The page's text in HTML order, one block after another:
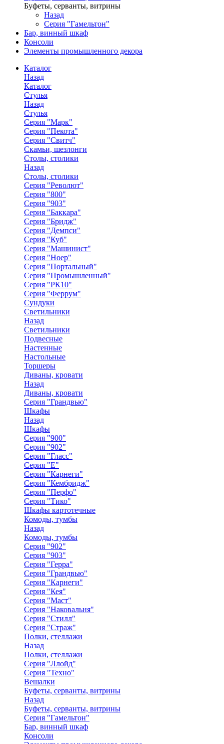
Буфеты, серванты, витрины
Назад
Серия "Гамельтон"
Бар, винный шкаф
Консоли
Элементы промышленного декора
Каталог
Назад
Каталог
Стулья
Назад
Стулья
Серия "Марк"
Серия "Пекота"
Серия "Свитч"
Скамьи, шезлонги
Столы, столики
Назад
Столы, столики
Серия "Револют"
Серия "800"
Серия "903"
Серия "Баккара"
Серия "Бридж"
Серия "Демпси"
Серия "Куб"
Серия "Машинист"
Серия "Ноер"
Серия "Портальный"
Серия "Промышленный"
Серия "РК10"
Серия "Феррум"
Сундуки
Светильники
Назад
Светильники
Подвесные
Настенные
Настольные
Торшеры
Диваны, кровати
Назад
Диваны, кровати
Серия "Грандвью"
Шкафы
Назад
Шкафы
Серия "900"
Серия "902"
Серия "Гласс"
Серия "Е"
Серия "Карнеги"
Серия "Кембридж"
Серия "Перфо"
Серия "Тико"
Шкафы картотечные
Комоды, тумбы
Назад
Комоды, тумбы
Серия "902"
Серия "903"
Серия "Герра"
Серия "Грандвью"
Серия "Карнеги"
Серия "Кея"
Серия "Маст"
Серия "Наковальня"
Серия "Стилл"
Серия "Страж"
Полки, стеллажи
Назад
Полки, стеллажи
Серия "Ллойд"
Серия "Техно"
Вешалки
Буфеты, серванты, витрины
Назад
Буфеты, серванты, витрины
Серия "Гамельтон"
Бар, винный шкаф
Консоли